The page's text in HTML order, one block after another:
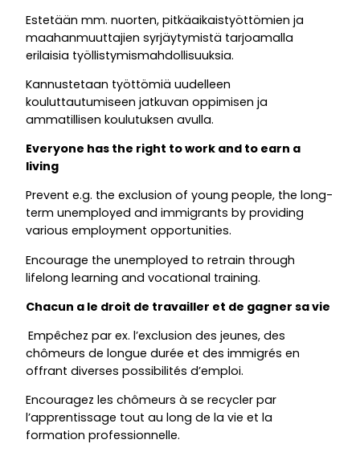
Estetään mm. nuorten, pitkäaikaistyöttömien ja
maahanmuuttajien syrjäytymistä tarjoamalla
erilaisia työllistymismahdollisuuksia.
Kannustetaan työttömiä uudelleen
kouluttautumiseen jatkuvan oppimisen ja
ammatillisen koulutuksen avulla.
Everyone has the right to work and to earn a
living
Prevent e.g. the exclusion of young people, the long-
term unemployed and immigrants by providing
various employment opportunities.
Encourage the unemployed to retrain through
lifelong learning and vocational training.
Chacun a le droit de travailler et de gagner sa vie
Empêchez par ex. l’exclusion des jeunes, des
chômeurs de longue durée et des immigrés en
offrant diverses possibilités d’emploi.
Encouragez les chômeurs à se recycler par
l’apprentissage tout au long de la vie et la
formation professionnelle.